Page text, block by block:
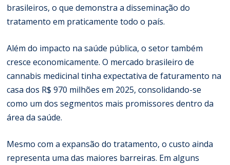
brasileiros, o que demonstra a disseminação do
tratamento em praticamente todo o país.
Além do impacto na saúde pública, o setor também
cresce economicamente. O mercado brasileiro de
cannabis medicinal tinha expectativa de faturamento na
casa dos R$ 970 milhões em 2025, consolidando-se
como um dos segmentos mais promissores dentro da
área da saúde.
Mesmo com a expansão do tratamento, o custo ainda
representa uma das maiores barreiras. Em alguns